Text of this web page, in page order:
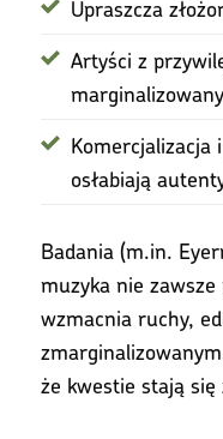
Upraszcza
Artyści z
osłabiają
Badania (m.in.
muzyka nie
wzmacnia ruchy,
że kwestie stają się